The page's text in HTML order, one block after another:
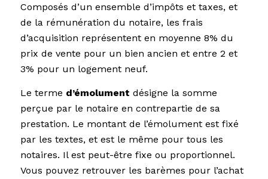
Composés d’un ensemble d’impôts et taxes, et
de la rémunération du notaire, les frais
d’acquisition représentent en moyenne 8% du
prix de vente pour un bien ancien et entre 2 et
3% pour un logement neuf.
Le terme d’émolument désigne la somme
perçue par le notaire en contrepartie de sa
prestation. Le montant de l’émolument est fixé
par les textes, et est le même pour tous les
notaires. Il est peut-être fixe ou proportionnel.
Vous pouvez retrouver les barèmes pour l’achat